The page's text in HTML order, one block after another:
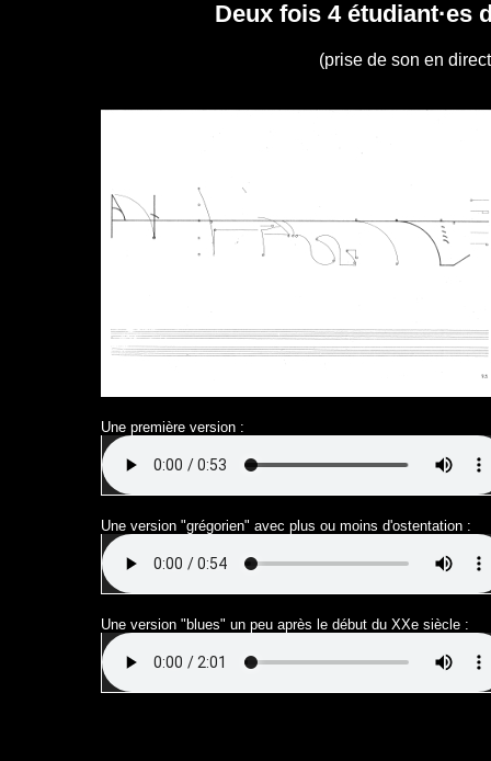
Deux fois 4 étudiant·es
(prise de son en
Une première version :
Une version "grégorien" avec plus ou moins d'ostentation :
Une version "blues" un peu après le début du XXe siècle :